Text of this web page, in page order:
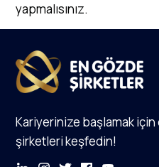
yapmalısınız.
Kariyerinize başlamak için
şirketleri keşfedin!